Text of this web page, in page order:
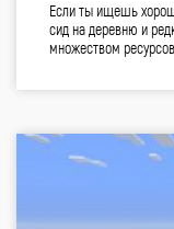
Если ты ищешь
сид на деревню и
множеством